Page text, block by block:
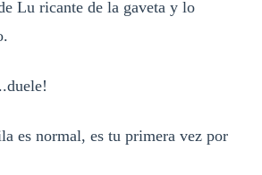
Lu ricante de la gaveta y lo
es normal, es tu primera vez por